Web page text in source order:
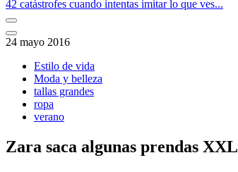
42 catástrofes cuando intentas imitar lo que ves...
24 mayo 2016
Estilo de vida
Moda y belleza
tallas grandes
ropa
verano
Zara saca algunas prendas XXL